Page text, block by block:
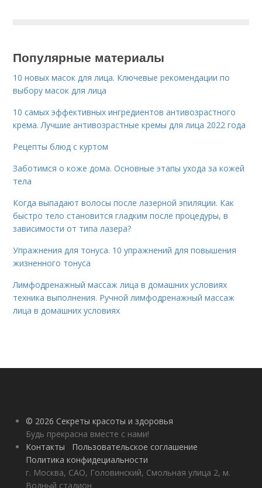
Популярные материалы
10 новых масок для лица. Ключевые рекомендации по
выбору масок для лица
10 самых эффективных ингредиентов антивозрастного
крема. Лучшие антивозрастные кремы для лица 2022 года
Рецепты блюд с куртом
Заботимся о коже дома. Основные этапы ухода за кожей
тела
Когда выпадают волосы после лазерной эпиляции. Как
быстро тело становится гладким после процедуры, в
зависимости от типа лазера?
Упражнения для тонуса. 10 упражнений для повышения
жизненного тонуса
Лимфодренажный массаж лица в домашних условиях
техника выполнения. Ручной лимфодренажный массаж
лица в домашних условиях
© 2026 Секреты красоты и здоровья
Будь прекрасна вместе с нами!
Контакты
Пользовательское соглашение
Политика конфидециальности
г. Москва, САО, Головинский, Смольная улица 2, м.
Водный стадион